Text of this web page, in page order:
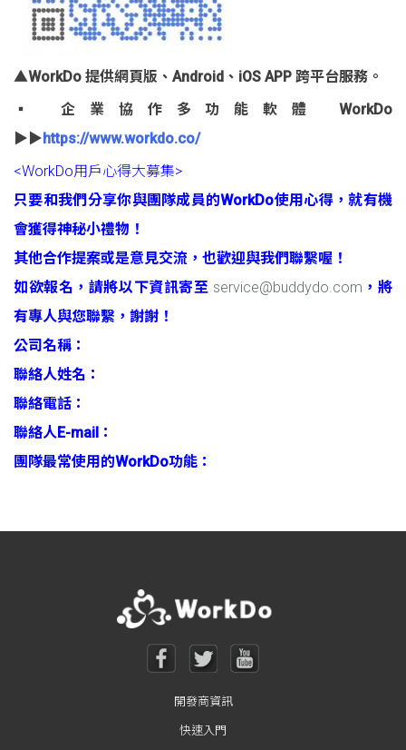
▲WorkDo 提供網頁版、Android、iOS APP 跨平台服務。
▪ 企業協作多功能軟體 WorkDo
▶▶https://www.workdo.co/
<WorkDo用戶心得大募集>
只要和我們分享你與團隊成員的WorkDo使用心得，就有機
會獲得神秘小禮物！
其他合作提案或是意見交流，也歡迎與我們聯繫喔！
如欲報名，請將以下資訊寄至 service@buddydo.com ，將
有專人與您聯繫，謝謝！
公司名稱：
聯絡人姓名：
聯絡電話：
聯絡人E-mail：
團隊最常使用的WorkDo功能：
開發商資訊
快速入門